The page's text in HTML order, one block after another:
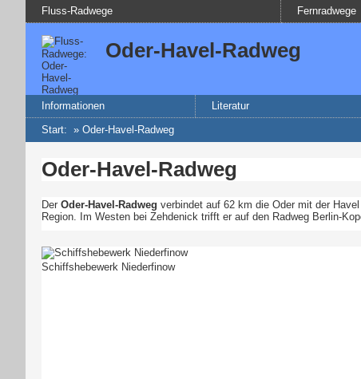
Fluss-Radwege Fernradwege
Oder-Havel-Radweg
Informationen Literatur
Start: » Oder-Havel-Radweg
Oder-Havel-Radweg
Der Oder-Havel-Radweg verbindet auf 62 km die Oder mit der
Region. Im Westen bei Zehdenick trifft er auf den Radweg Berlin-
Schiffshebewerk Niederfinow